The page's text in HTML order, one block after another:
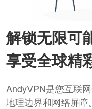
解锁无限可
享受全球精
AndyVPN是您互联
地理边界和网络屏